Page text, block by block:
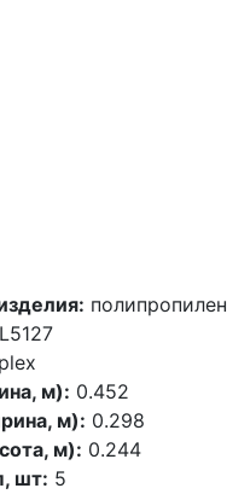
полипропилен
м): 0.452
м): 0.298
м): 0.244
шт: 5